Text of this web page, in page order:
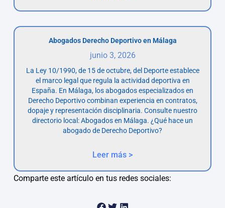
Abogados Derecho Deportivo en Málaga
junio 3, 2026
La Ley 10/1990, de 15 de octubre, del Deporte establece
el marco legal que regula la actividad deportiva en
España. En Málaga, los abogados especializados en
Derecho Deportivo combinan experiencia en contratos,
dopaje y representación disciplinaria. Consulte nuestro
directorio local: Abogados en Málaga. ¿Qué hace un
abogado de Derecho Deportivo?
Leer más >
Comparte este artículo en tus redes sociales: